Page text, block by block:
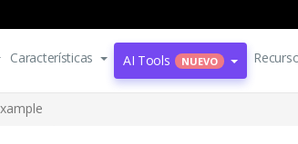
Características AI Tools NUEVO